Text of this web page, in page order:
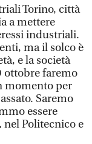
Torino, città
a mettere
industriali.
ma il solco è
e la società
ottobre faremo
momento per
Saremo
essere
Politecnico e